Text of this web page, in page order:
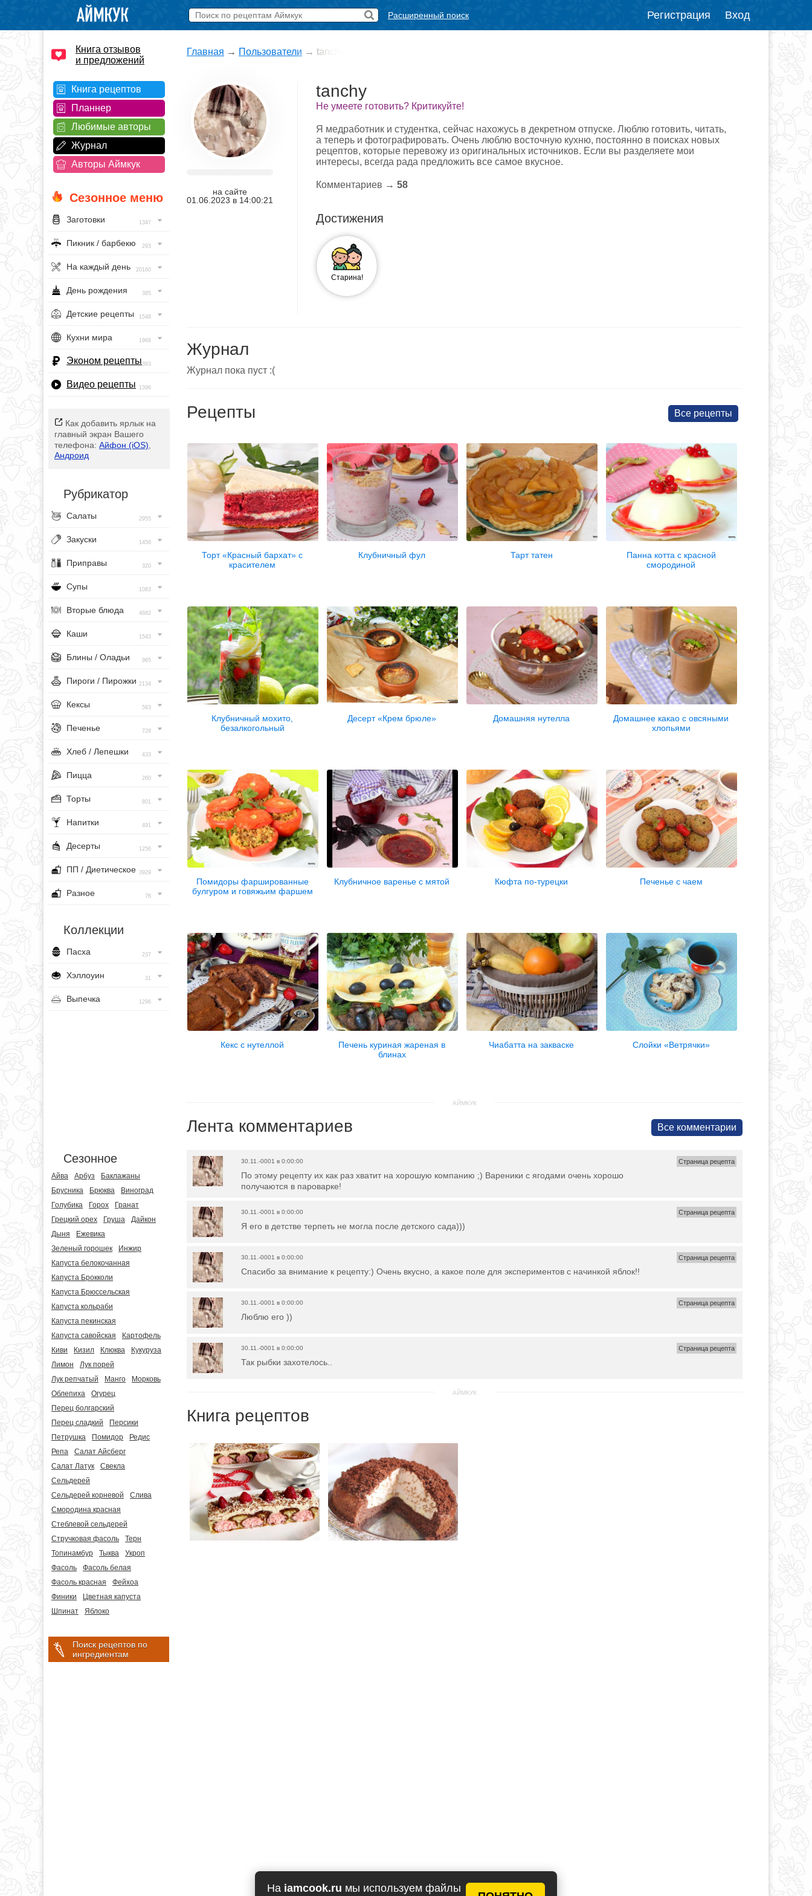
На iamcook.ru мы используем файлы
Расширенный поиск Регистрация Вход
Книга отзывов
и предложений
Книга рецептов
Планнер
Любимые авторы
Журнал
Авторы Аймкук
Сезонное меню
Заготовки 1347
Пикник / барбекю 293
На каждый день 20160
День рождения 385
Детские рецепты 1548
Кухни мира 1968
Эконом рецепты393
Видео рецепты 1396
Как добавить ярлык на
главный экран Вашего
телефона: Айфон (iOS)
Андроид
Рубрикатор
Салаты 2955
Закуски 1456
Приправы 320
Супы 1083
Вторые блюда 4682
Каши 1543
Блины / Оладьи 965
Пироги / Пирожки 2134
Кексы 563
Печенье 728
Хлеб / Лепешки 433
Пицца 260
Торты 801
Напитки 491
Десерты 1256
ПП / Диетическое 3929
Разное 76
Коллекции
Пасха 237
Хэллоуин 31
Выпечка 1296
Сезонное
Айва Арбуз
Баклажаны
Брусника
Брюква
Виноград
Голубика
Горох
Гранат
Грецкий орех
Груша
Дайкон
Дыня
Ежевика
Зеленый горошек
Инжир
Капуста белокочанная
Капуста Брокколи
Капуста Брюссельская
Капуста кольраби
Капуста пекинская
Капуста савойская
Картофель
Киви
Кизил Клюква
Кукуруза
Лимон
Лук порей
Лук репчатый
Манго
Морковь
Облепиха
Огурец
Перец болгарский
Перец сладкий
Персики
Петрушка
Помидор
Редис
Репа
Салат Айсберг
Салат Латук
Свекла
Сельдерей
Сельдерей корневой
Слива
Смородина красная
Стеблевой сельдерей
Стручковая фасоль
Терн
Топинамбур
Тыква
Укроп
Фасоль
Фасоль белая
Фасоль красная
Фейхоа
Финики
Цветная капуста
Шпинат
Яблоко
Поиск рецептов по
ингредиентам
Главная → Пользователи → tanchy
на сайте
01.06.2023 в 14:00:21
tanchy
Не умеете готовить? Критикуйте!
Я медработник и студентка, сейчас нахожусь в декретном отпуске. Люблю готовить, читать,
а теперь и фотографировать. Очень люблю восточную кухню, постоянно в поисках новых
рецептов, которые перевожу из оригинальных источников. Если вы разделяете мои
интересы, всегда рада предложить все самое вкусное.
Комментариев → 58
Достижения
Старина!
Журнал
Журнал пока пуст :(
Рецепты Все рецепты
Торт «Красный бархат» с
красителем
Клубничный фул Тарт татен
Панна котта с красной
смородиной
Клубничный мохито,
безалкогольный
Десерт «Крем брюле» Домашняя нутелла
Домашнее какао с овсяными
хлопьями
Помидоры фаршированные
булгуром и говяжьим фаршем
Клубничное варенье с мятой Кюфта по-турецки Печенье с чаем
Кекс с нутеллой
Печень куриная жареная в
блинах
Чиабатта на закваске Слойки «Ветрячки»
АЙМКУК
Все комментарии
Лента комментариев
Страница рецепта
30.11.-0001 в 0:00:00
По этому рецепту их как раз хватит на хорошую компанию ;) Вареники с ягодами очень хорошо
получаются в пароварке!
Страница рецепта
30.11.-0001 в 0:00:00
Я его в детстве терпеть не могла после детского сада)))
Страница рецепта
30.11.-0001 в 0:00:00
Спасибо за внимание к рецепту:) Очень вкусно, а какое поле для экспериментов с начинкой яблок!!
Страница рецепта
30.11.-0001 в 0:00:00
Люблю его ))
Страница рецепта
30.11.-0001 в 0:00:00
Так рыбки захотелось..
АЙМКУК
Книга рецептов